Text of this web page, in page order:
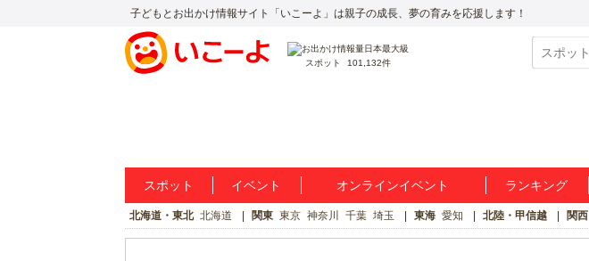
子どもとお出かけ情報サイト「いこーよ」は親子の成長、夢の育みを応援します！
スポット 101,132件
スポット イベント オンラインイベント ランキング
北海道・東北 北海道 関東 東京 神奈川 千葉 埼玉 東海 愛知 北陸・甲信越 関西